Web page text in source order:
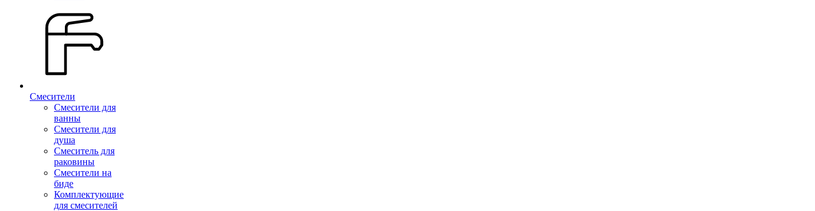
Смесители
Смесители для
ванны
Смесители для
душа
Смеситель для
раковины
Смесители на
биде
Комплектующие
для смесителей